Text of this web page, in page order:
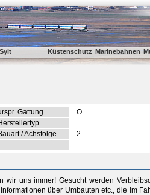
Sylt Küstenschutz Marinebahnen
Gattung O
/ Achsfolge
2
uns immer! Gesucht werden
über Umbauten etc., die im